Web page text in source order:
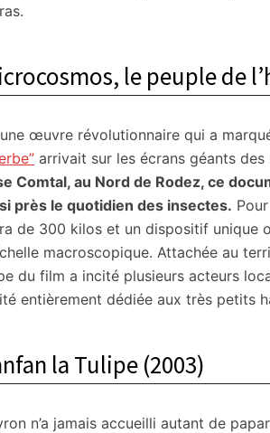
le peuple de
une œuvre révolutionnaire qui a
arrivait sur les écrans géants
Comtal, au Nord de Rodez, ce
près le quotidien des insectes.
de 300 kilos et un dispositif unique
macroscopique. Attachée au
du film a incité plusieurs acteurs
entièrement dédiée aux très petits
la Tulipe (2003)
n’a jamais accueilli autant de